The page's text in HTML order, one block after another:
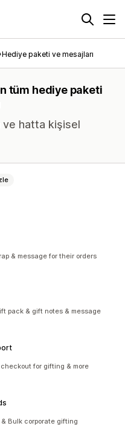
Hediye paketi ve mesajları
tüm hediye paketi
ve hatta kişisel
& message for their orders
pack & gift notes & message
for gifting & more
Bulk corporate gifting